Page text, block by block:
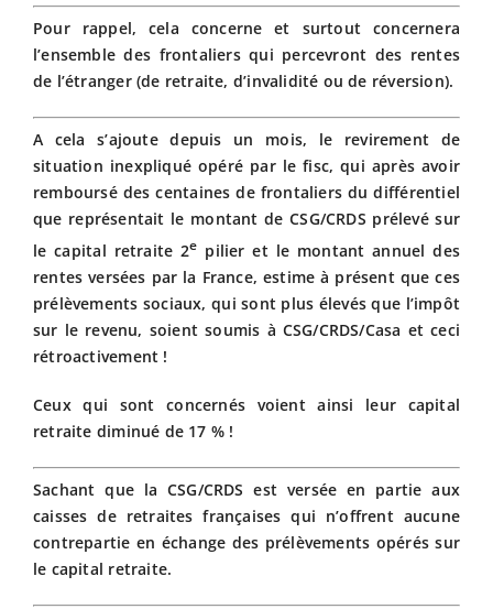
Pour rappel, cela concerne et surtout concernera
l’ensemble des frontaliers qui percevront des rentes
de l’étranger (de retraite, d’invalidité ou de réversion).
A cela s’ajoute depuis un mois, le revirement de
situation inexpliqué opéré par le fisc, qui après avoir
remboursé des centaines de frontaliers du différentiel
que représentait le montant de CSG/CRDS prélevé sur
le capital retraite 2e pilier et le montant annuel des
rentes versées par la France, estime à présent que ces
prélèvements sociaux, qui sont plus élevés que l’impôt
sur le revenu, soient soumis à CSG/CRDS/Casa et ceci
rétroactivement !
Ceux qui sont concernés voient ainsi leur capital
retraite diminué de 17 % !
Sachant que la CSG/CRDS est versée en partie aux
caisses de retraites françaises qui n’offrent aucune
contrepartie en échange des prélèvements opérés sur
le capital retraite.